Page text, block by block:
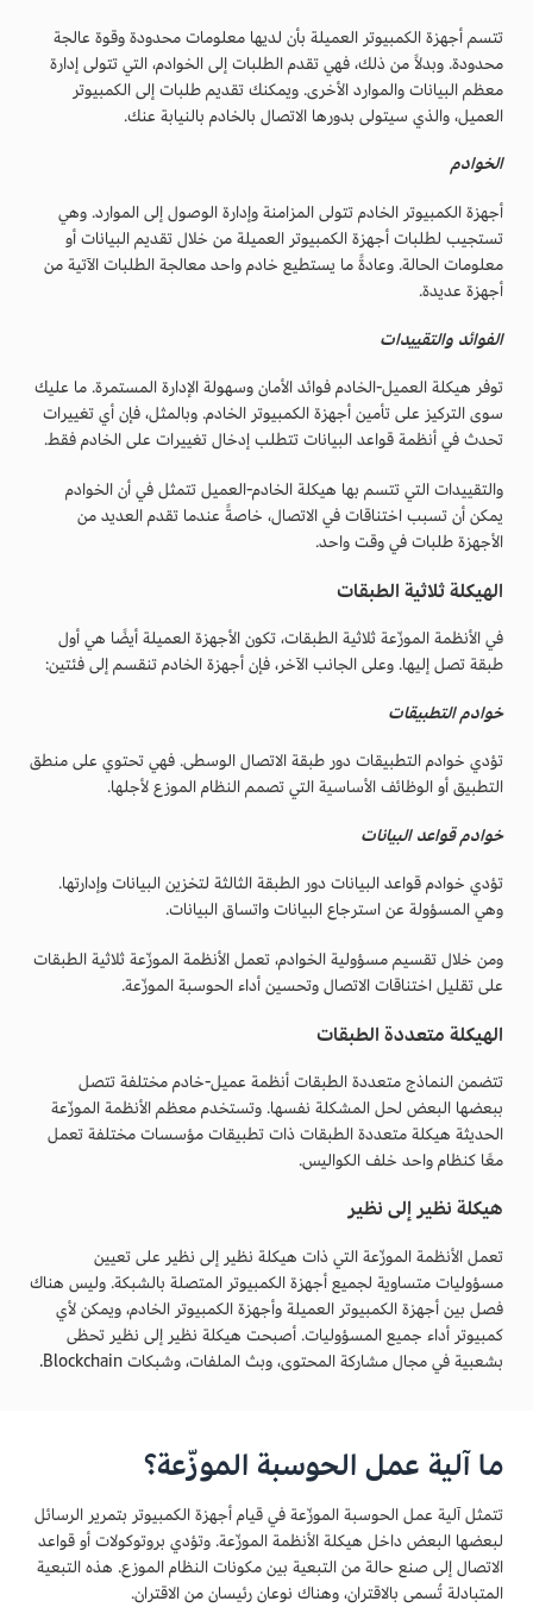
تتسم أجهزة الكمبيوتر العميلة بأن لديها معلومات محدودة وقوة عالجة
محدودة. وبدلاً من ذلك، فهي تقدم الطلبات إلى الخوادم، التي تتولى إدارة
معظم البيانات والموارد الأخرى. ويمكنك تقديم طلبات إلى الكمبيوتر
العميل، والذي سيتولى بدورها الاتصال بالخادم بالنيابة عنك.
الخوادم
أجهزة الكمبيوتر الخادم تتولى المزامنة وإدارة الوصول إلى الموارد. وهي
تستجيب لطلبات أجهزة الكمبيوتر العميلة من خلال تقديم البيانات أو
معلومات الحالة. وعادةً ما يستطيع خادم واحد معالجة الطلبات الآتية من
أجهزة عديدة.
الفوائد والتقييدات
توفر هيكلة العميل-الخادم فوائد الأمان وسهولة الإدارة المستمرة. ما عليك
سوى التركيز على تأمين أجهزة الكمبيوتر الخادم. وبالمثل، فإن أي تغييرات
تحدث في أنظمة قواعد البيانات تتطلب إدخال تغييرات على الخادم فقط.
والتقييدات التي تتسم بها هيكلة الخادم-العميل تتمثل في أن الخوادم
يمكن أن تسبب اختناقات في الاتصال، خاصةً عندما تقدم العديد من
الأجهزة طلبات في وقت واحد.
الهيكلة ثلاثية الطبقات
في الأنظمة الموزّعة ثلاثية الطبقات، تكون الأجهزة العميلة أيضًا هي أول
طبقة تصل إليها. وعلى الجانب الآخر، فإن أجهزة الخادم تنقسم إلى فئتين:
خوادم التطبيقات
تؤدي خوادم التطبيقات دور طبقة الاتصال الوسطى. فهي تحتوي على منطق
التطبيق أو الوظائف الأساسية التي تصمم النظام الموزع لأجلها.
خوادم قواعد البيانات
تؤدي خوادم قواعد البيانات دور الطبقة الثالثة لتخزين البيانات وإدارتها.
وهي المسؤولة عن استرجاع البيانات واتساق البيانات.
ومن خلال تقسيم مسؤولية الخوادم، تعمل الأنظمة الموزّعة ثلاثية الطبقات
على تقليل اختناقات الاتصال وتحسين أداء الحوسبة الموزّعة.
الهيكلة متعددة الطبقات
تتضمن النماذج متعددة الطبقات أنظمة عميل-خادم مختلفة تتصل
ببعضها البعض لحل المشكلة نفسها. وتستخدم معظم الأنظمة الموزّعة
الحديثة هيكلة متعددة الطبقات ذات تطبيقات مؤسسات مختلفة تعمل
معًا كنظام واحد خلف الكواليس.
هيكلة نظير إلى نظير
تعمل الأنظمة الموزّعة التي ذات هيكلة نظير إلى نظير على تعيين
مسؤوليات متساوية لجميع أجهزة الكمبيوتر المتصلة بالشبكة. وليس هناك
فصل بين أجهزة الكمبيوتر العميلة وأجهزة الكمبيوتر الخادم، ويمكن لأي
كمبيوتر أداء جميع المسؤوليات. أصبحت هيكلة نظير إلى نظير تحظى
بشعبية في مجال مشاركة المحتوى، وبث الملفات، وشبكات Blockchain.
ما آلية عمل الحوسبة الموزّعة؟
تتمثل آلية عمل الحوسبة الموزّعة في قيام أجهزة الكمبيوتر بتمرير الرسائل
لبعضها البعض داخل هيكلة الأنظمة الموزّعة. وتؤدي بروتوكولات أو قواعد
الاتصال إلى صنع حالة من التبعية بين مكونات النظام الموزع. هذه التبعية
المتبادلة تُسمى بالاقتران، وهناك نوعان رئيسان من الاقتران.